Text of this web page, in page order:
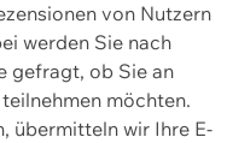
von Nutzern
werden Sie nach
gefragt, ob Sie an
möchten.
übermitteln wir Ihre E-